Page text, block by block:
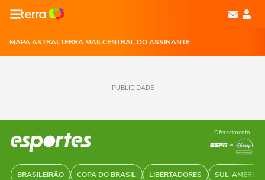
MAPA ASTRALTERRA MAILCENTRAL DO ASSINANTE
PUBLICIDADE
BRASILEIRÃO COPA DO BRASIL LIBERTADORES SUL-
Oferecimento